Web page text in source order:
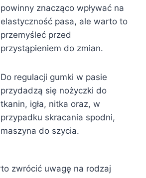
powinny znacząco wpływać na
elastyczność pasa, ale warto to
przemyśleć przed
przystąpieniem do zmian.
Do regulacji gumki w pasie
przydadzą się nożyczki do
tkanin, igła, nitka oraz, w
przypadku skracania spodni,
maszyna do szycia.
zwrócić uwagę na rodzaj